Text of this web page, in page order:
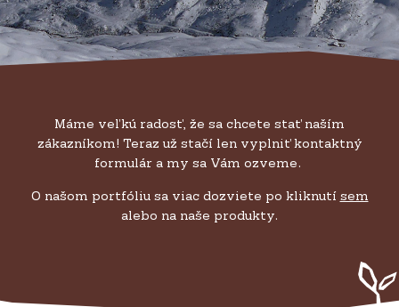
Máme veľkú radosť, že sa chcete stať naším
zákazníkom! Teraz už stačí len vyplniť kontaktný
formulár a my sa Vám ozveme.
O našom portfóliu sa viac dozviete po kliknutí sem
alebo na naše produkty.